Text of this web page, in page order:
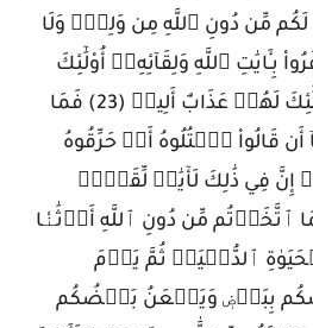
مِّن دُونِ ٱللَّهِ مِن وَلِيّٖ وَلَا
كَفَرُواْ بِـَٔايَٰتِ ٱللَّهِ وَلِقَآئِهِۦٓ أُوْلَٰٓئِكَ
يَئِسُواْ مِن رَّحۡمَتِي وَأُوْلَٰٓئِكَ لَهُمۡ عَذَابٌ أَلِيمٞ (23) فَمَا
قَالُواْ ٱقۡتُلُوهُ أَوۡ حَرِّقُوهُ
إِنَّ فِي ذَٰلِكَ لَأٓيَٰتٖ لِّقَوۡمٖ
وَقَالَ إِنَّمَا ٱتَّخَذۡتُم مِّن دُونِ ٱللَّهِ أَوۡثَٰنٗا
ٱلدُّنۡيَاۖ ثُمَّ يَوۡمَ
بِبَعۡضٖ وَيَلۡعَنُ بَعۡضُكُم